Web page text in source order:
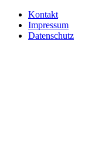
Kontakt
Impressum
Datenschutz